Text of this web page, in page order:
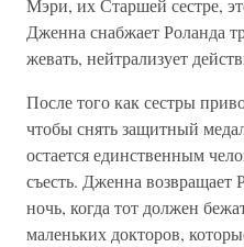
Мэри, их Старшей сестре,
Дженна снабжает Роланда
жевать, нейтрализует
После того как сестры
чтобы снять защитный
остается единственным
съесть. Дженна возвращает
ночь, когда тот должен
маленьких докторов,